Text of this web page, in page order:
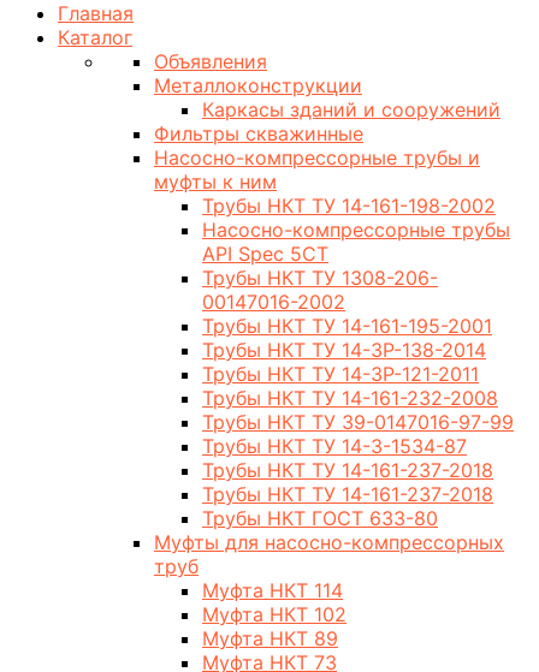
Главная
Каталог
Объявления
Металлоконструкции
Каркасы зданий и сооружений
Фильтры скважинные
Насосно-компрессорные трубы и
муфты к ним
Трубы НКТ ТУ 14-161-198-2002
Насосно-компрессорные трубы
API Spec 5CT
Трубы НКТ ТУ 1308-206-
00147016-2002
Трубы НКТ ТУ 14-161-195-2001
Трубы НКТ ТУ 14-3Р-138-2014
Трубы НКТ ТУ 14-3Р-121-2011
Трубы НКТ ТУ 14-161-232-2008
Трубы НКТ ТУ 39-0147016-97-99
Трубы НКТ ТУ 14-3-1534-87
Трубы НКТ ТУ 14-161-237-2018
Трубы НКТ ТУ 14-161-237-2018
Трубы НКТ ГОСТ 633-80
Муфты для насосно-компрессорных
труб
Муфта НКТ 114
Муфта НКТ 102
Муфта НКТ 89
Муфта НКТ 73